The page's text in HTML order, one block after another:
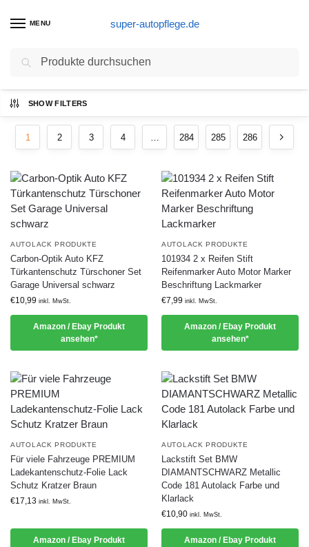
MENU super-autopflege.de
SHOW FILTERS
Ergebnisse 1 – 12 von 3424 werden
angezeigt
1 2 3 4 … 284 285 286
AUTOLACK PRODUKTE
Carbon-Optik Auto KFZ
Türkantenschutz Türschoner Set
Garage Universal schwarz
€10,99 inkl. MwSt.
Amazon / Ebay Produkt
ansehen*
AUTOLACK PRODUKTE
101934 2 x Reifen Stift
Reifenmarker Auto Motor Marker
Beschriftung Lackmarker
€7,99 inkl. MwSt.
Amazon / Ebay Produkt
ansehen*
AUTOLACK PRODUKTE
Für viele Fahrzeuge PREMIUM
Ladekantenschutz-Folie Lack
Schutz Kratzer Braun
€17,13 inkl. MwSt.
Amazon / Ebay Produkt
AUTOLACK PRODUKTE
Lackstift Set BMW
DIAMANTSCHWARZ Metallic
Code 181 Autolack Farbe und
Klarlack
€10,90 inkl. MwSt.
Amazon / Ebay Produkt